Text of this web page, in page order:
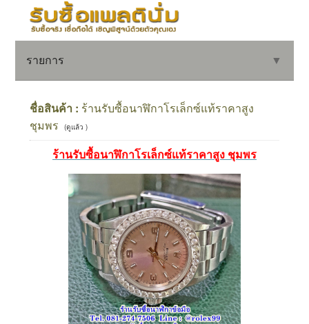
รายการ ▼
ชื่อสินค้า : ร้านรับซื้อนาฬิกาโรเล็กซ์แท้ราคาสูง
ชุมพร
(ดูแล้ว )
ร้านรับซื้อนาฬิกาโรเล็กซ์แท้ราคาสูง ชุมพร